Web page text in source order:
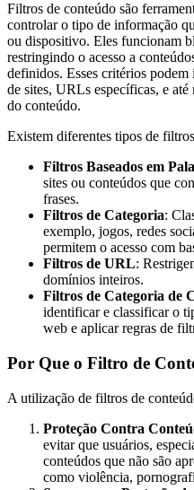
Filtros de conteúdo são
controlar o tipo de informação
ou dispositivo. Eles funcionam
restringindo o acesso a
definidos. Esses critérios
de sites, URLs específicas, e até
do conteúdo.
Existem diferentes tipos de
Filtros Baseados em
sites ou conteúdos que
frases.
Filtros de Categoria:
exemplo, jogos, redes
permitem o acesso com
Filtros de URL:
domínios inteiros.
Filtros de Categoria de
identificar e classificar o
web e aplicar regras de
Por Que o Filtro de
A utilização de filtros de
Proteção Contra
evitar que usuários,
conteúdos que não são
como violência,